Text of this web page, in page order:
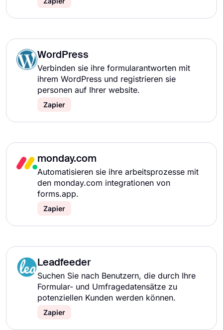
WordPress
Verbinden sie ihre formularantworten mit
ihrem WordPress und registrieren sie
personen auf Ihrer website.
Zapier
monday.com
Automatisieren sie ihre arbeitsprozesse mit
den monday.com integrationen von
forms.app.
Zapier
Leadfeeder
Suchen Sie nach Benutzern, die durch Ihre
Formular- und Umfragedatensätze zu
potenziellen Kunden werden können.
Zapier